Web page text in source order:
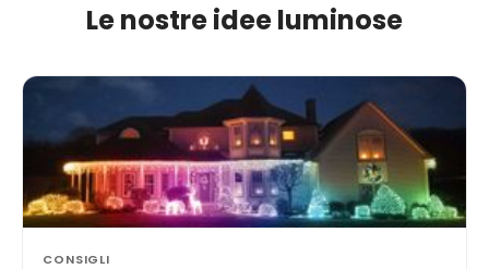
Le nostre idee luminose
CONSIGLI